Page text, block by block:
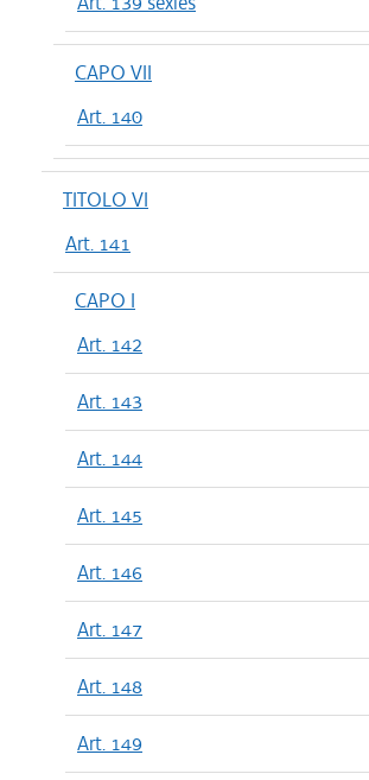
CAPO VII
Art. 140
TITOLO VI
Art. 141
CAPO I
Art. 142
Art. 143
Art. 144
Art. 145
Art. 146
Art. 147
Art. 148
Art. 149